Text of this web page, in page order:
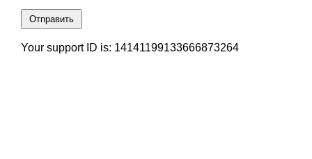
Отправить
Your support ID is: 14141199133666873264